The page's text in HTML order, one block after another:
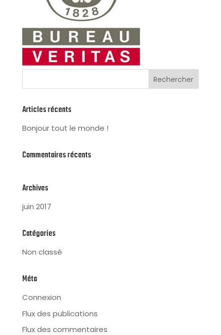
Articles récents
Bonjour tout le monde !
Commentaires récents
Archives
juin 2017
Catégories
Non classé
Méta
Connexion
Flux des publications
Flux des commentaires